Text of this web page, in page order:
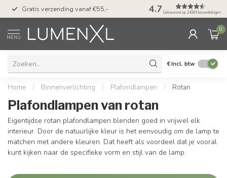
Gratis verzending vanaf €55,- 50 dagen
met Klarna
4.7 Gebaseerd op 24393 beoordelingen
MENU
0
€Incl. btw
Home / Binnenverlichting / Plafondlampen / Rotan
Plafondlampen van rotan
Eigentijdse rotan plafondlampen blenden goed in vrijwel elk
interieur. Door de natuurlijke kleur is het eenvoudig om de lamp te
matchen met andere kleuren. Dat heeft als voordeel dat je vooral
kunt kijken naar de specifieke vorm en stijl van de lamp.